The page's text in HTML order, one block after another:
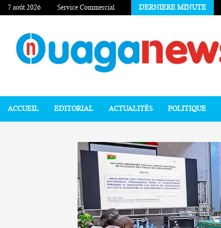
7 août 2026 Service Commercial DERNIERE MINUTE
ACCUEIL EDITORIAL ACTUALITÉS POLITIQUE